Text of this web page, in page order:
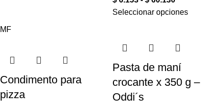
Seleccionar opciones
MF
Condimento para
pizza
Pasta de maní
crocante x 350 g –
Oddi´s